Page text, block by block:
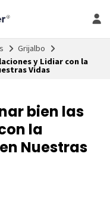
Grijalbo
y Lidiar con la
Vidas
bien las
la
Nuestras